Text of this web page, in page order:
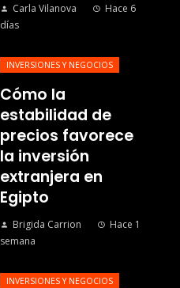
Carla Vilanova
Hace 6
días
INVERSIONES Y NEGOCIOS
Cómo la
estabilidad de
precios favorece
la inversión
extranjera en
Egipto
Brigida Carrion
Hace 1
semana
INVERSIONES Y NEGOCIOS